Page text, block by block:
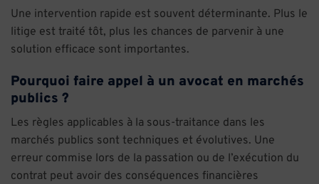
Une intervention rapide est souvent déterminante. Plus le
litige est traité tôt, plus les chances de parvenir à une
solution efficace sont importantes.
Pourquoi faire appel à un avocat en marchés
publics ?
Les règles applicables à la sous-traitance dans les
marchés publics sont techniques et évolutives. Une
erreur commise lors de la passation ou de l’exécution du
contrat peut avoir des conséquences financières